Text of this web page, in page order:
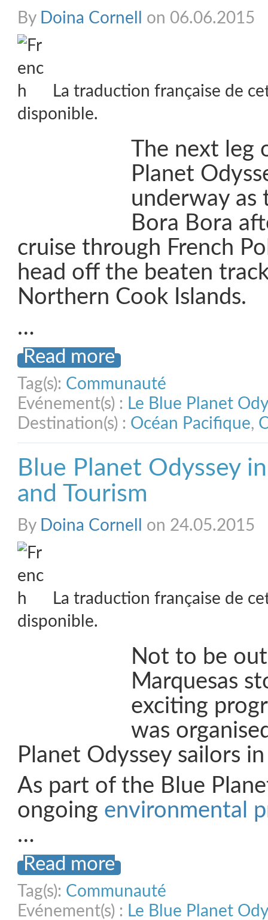
By Doina Cornell on 06.06.2015
La traduction française de
disponible.
The next leg
Planet
underway as
Bora Bora
cruise through French
head off the beaten
Northern Cook Islands.
…
Read more
Tag(s): Communauté
Evénement(s) : Le Blue Planet
Destination(s) : Océan Pacifique,
Blue Planet Odyssey
and Tourism
By Doina Cornell on 24.05.2015
La traduction française de
disponible.
Not to be
Marquesas
exciting
was
Planet Odyssey sailors
As part of the Blue
ongoing environmental
…
Read more
Tag(s): Communauté
Evénement(s) : Le Blue Planet